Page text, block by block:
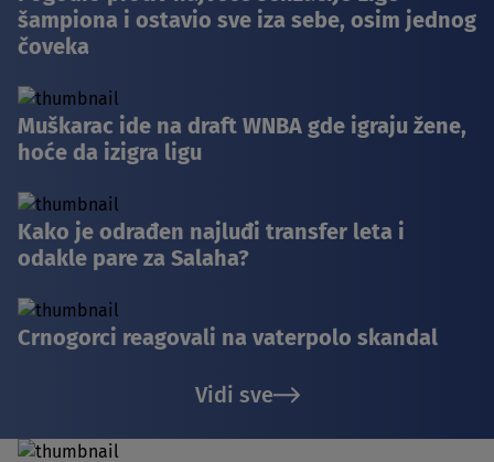
šampiona i ostavio sve iza sebe, osim jednog
čoveka
Muškarac ide na draft WNBA gde igraju žene,
hoće da izigra ligu
Kako je odrađen najluđi transfer leta i
odakle pare za Salaha?
Crnogorci reagovali na vaterpolo skandal
Vidi sve